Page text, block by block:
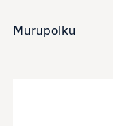
Murupolku